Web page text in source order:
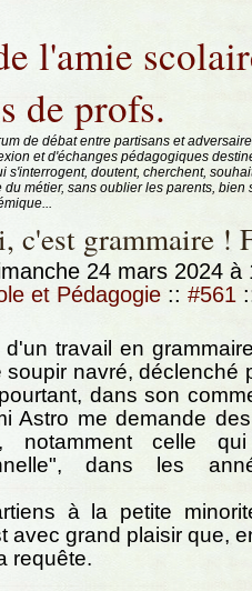
l'amie
de profs.
de débat entre partisans et
et d'échanges pédagogiques
s'interrogent, doutent, cherchent,
métier, sans oublier les parents, bien
c'est grammaire !
24 mars 2024
et Pédagogie :: #561
d'un travail en
soupir navré, déclenché
dans son
Astro me demande
notamment celle
dans les
à la petite
avec grand plaisir que,
requête.